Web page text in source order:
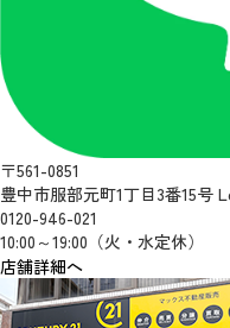
〒561-0851
豊中市服部元町1丁目3番15号
0120-946-021
10:00～19:00（火・水定休）
店舗詳細へ